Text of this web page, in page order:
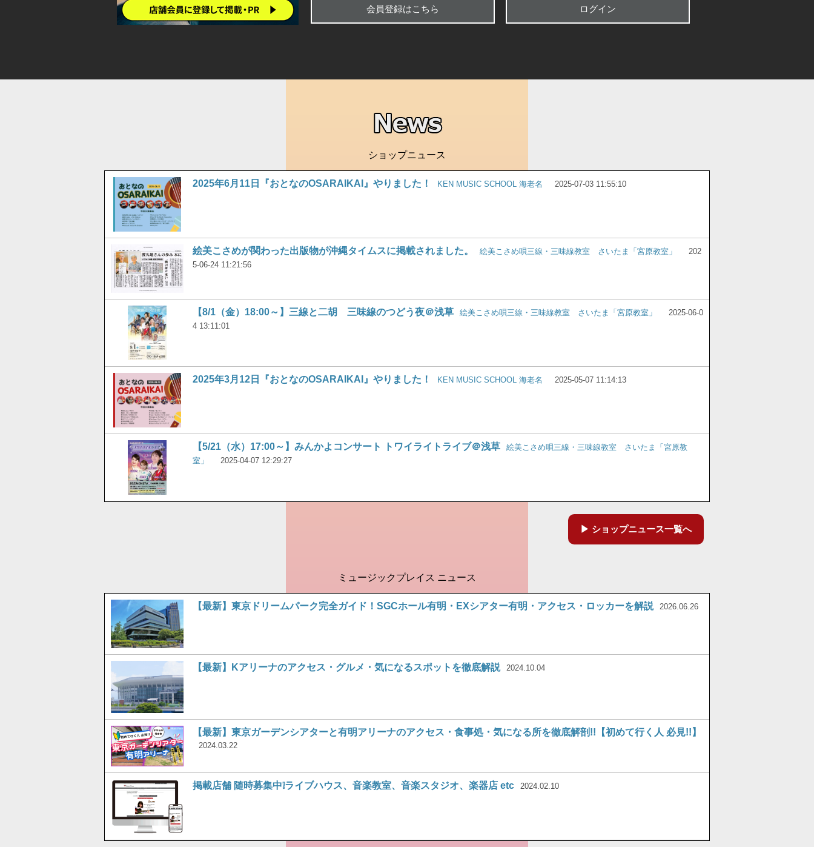
会員登録はこちら ログイン
ショップニュース
2025年6月11日『おとなのOSARAIKAI』やりました！ KEN MUSIC SCHOOL 海老名 2025-07-03 11:55:10
絵美こさめが関わった出版物が沖縄タイムスに掲載されました。 絵美こさめ唄三線・三味線教室 さいたま「宮原教室」
202
5-06-24 11:21:56
【8/1（金）18:00～】三線と二胡 三味線のつどう夜＠浅草 絵美こさめ唄三線・三味線教室 さいたま「宮原教室」
2025-06-0
4 13:11:01
2025年3月12日『おとなのOSARAIKAI』やりました！ KEN MUSIC SCHOOL 海老名 2025-05-07 11:14:13
【5/21（水）17:00～】みんかよコンサート トワイライトライブ＠浅草
絵美こさめ唄三線・三味線教室 さいたま「宮原教
室」
2025-04-07 12:29:27
ショップニュース一覧へ
ミュージックプレイス ニュース
【最新】東京ドリームパーク完全ガイド！SGCホール有明・EXシアター有明・アクセス・ロッカーを解説 2026.06.26
【最新】Kアリーナのアクセス・グルメ・気になるスポットを徹底解説 2024.10.04
【最新】東京ガーデンシアターと有明アリーナのアクセス・食事処・気になる所を徹底解剖!!【初めて行く人 必見!!】
2024.03.22
掲載店舗 随時募集中❕ライブハウス、音楽教室、音楽スタジオ、楽器店 etc 2024.02.10